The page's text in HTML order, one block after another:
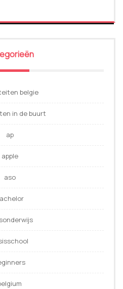
belgie
in de buurt
ap
apple
aso